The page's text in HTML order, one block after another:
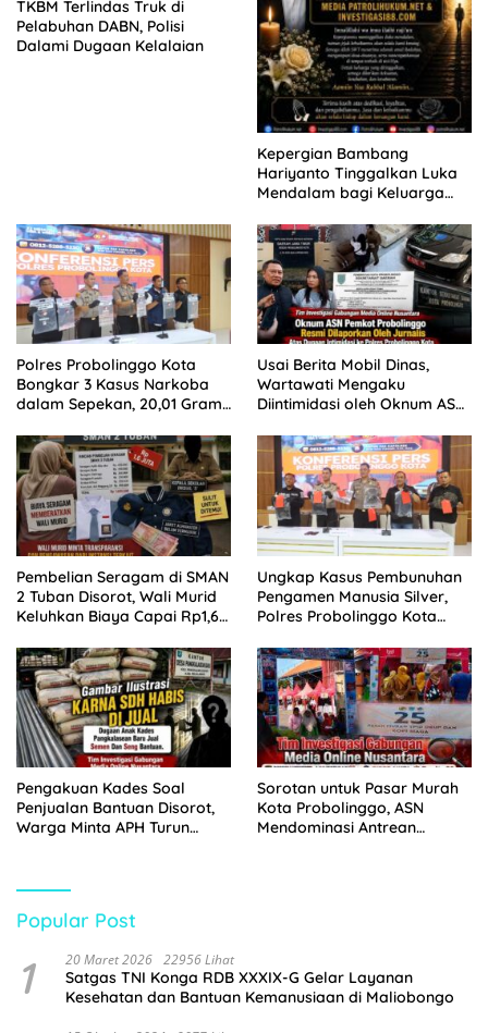
TKBM Terlindas Truk di
Pelabuhan DABN, Polisi
Dalami Dugaan Kelalaian
Kepergian Bambang
Hariyanto Tinggalkan Luka
Mendalam bagi Keluarga
Polres Probolinggo Kota
Bongkar 3 Kasus Narkoba
dalam Sepekan, 20,01 Gram
Usai Berita Mobil Dinas,
Wartawati Mengaku
Diintimidasi oleh Oknum ASN
Tempuh Jalur Hukum
Pembelian Seragam di SMAN
2 Tuban Disorot, Wali Murid
Keluhkan Biaya Capai Rp1,6
Ungkap Kasus Pembunuhan
Pengamen Manusia Silver,
Polres Probolinggo Kota
Pengakuan Kades Soal
Penjualan Bantuan Disorot,
Warga Minta APH Turun
Sorotan untuk Pasar Murah
Kota Probolinggo, ASN
Mendominasi Antrean
Popular Post
1 20 Maret 2026 22956 Lihat
Satgas TNI Konga RDB XXXIX-G Gelar Layanan
Kesehatan dan Bantuan Kemanusiaan di Maliobongo